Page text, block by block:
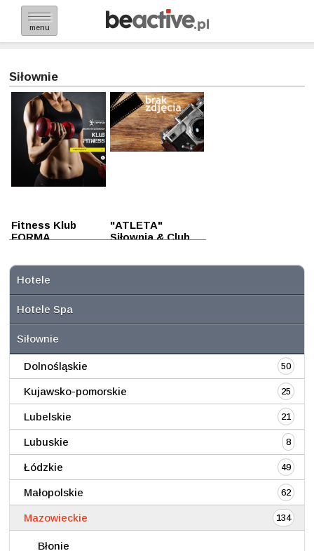
menu
Siłownie
Fitness Klub
FORMA
"ATLETA"
Siłownia & Club
Hotele
Hotele Spa
Siłownie
Dolnośląskie 50
Kujawsko-pomorskie 25
Lubelskie 21
Lubuskie 8
Łódzkie 49
Małopolskie 62
Mazowieckie 134
Błonie